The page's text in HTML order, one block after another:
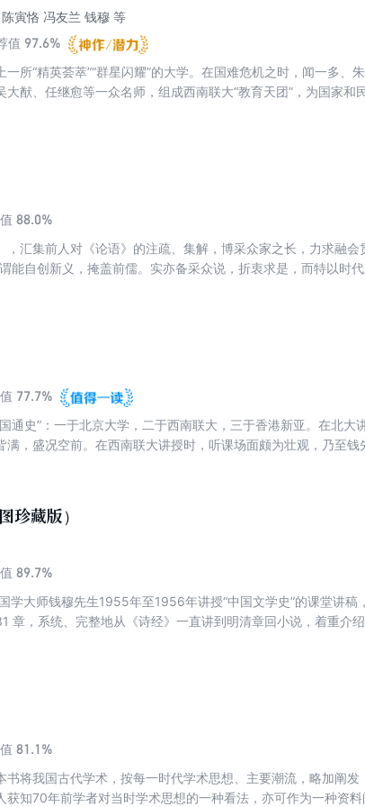
寅恪 冯友兰 钱穆 等
值 97.6%
所“精英荟萃”“群星闪耀”的大学。在国难危机之时，闻一多、
大猷、任继愈等一众名师，组成西南联大“教育天团”，为国家和
88.0%
，汇集前人对《论语》的注疏、集解，博采众家之长，力求融
能自创新义，掩盖前儒。实亦备采众说，折衷求是，而特以时
77.7%
通史”：一于北京大学，二于西南联大，三于香港新亚。在北大
满，盛况空前。在西南联大讲授时，听课场面颇为壮观，乃至
抗战救亡之道；而今，这部《中国通史》以其历史格局和文化
望历史、面对未来、重塑个人知识格局的可能。
珍藏版）
89.7%
学大师钱穆先生1955年至1956年讲授“中国文学史”的课堂讲
章，系统、完整地从《诗经》一直讲到明清章回小说，着重介
在北大讲授四年，前来旁听的学生众多，每一堂近三百人，坐
乃至钱先生要上讲坛都无路可走，需踏着学生的课桌才能通过
是以钱穆先生在香港新亚书院第三度讲授课堂记录稿为底本，可
述。这本书以传奇的方式整理面世，是一份不可多得的珍贵史
兴和国家变革的精神力量，使无数国人深受激励和鼓舞，进而
文化情怀的双重担当，将给当下读者以新的启迪，为我们再次
81.1%
书将我国古代学术，按每一时代学术思想、主要潮流，略加阐
获知70年前学者对当时学术思想的一种看法，亦可作为一种资